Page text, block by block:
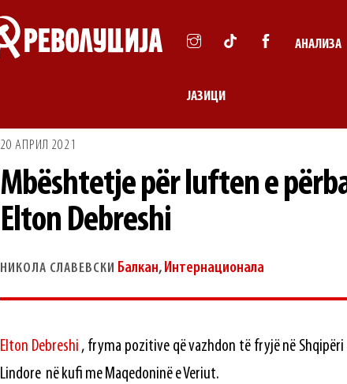
АНАЛИЗА
ЈАЗИЦИ
20 АПРИЛ 2021
Mbështetje për luften e
Elton Debreshi
НИКОЛА СЛАВЕВСКИ Балкан, Интернационала
Еlton Debreshi , fryma pozitive që vazhdon të fryјë në
Lindore në kufi me Maqedoninë e Veriut.